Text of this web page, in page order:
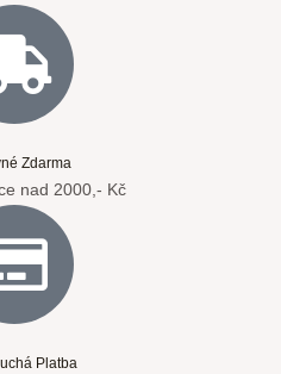
Zdarma
nad 2000,- Kč
Platba